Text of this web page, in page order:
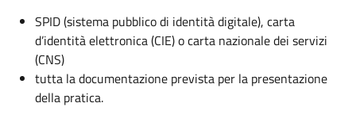
SPID (sistema pubblico di identità digitale), carta
d’identità elettronica (CIE) o carta nazionale dei servizi
(CNS)
tutta la documentazione prevista per la presentazione
della pratica.